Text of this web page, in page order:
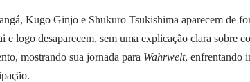
Kugo Ginjo e Shukuro Tsukishima aparecem de
e logo desaparecem, sem uma explicação clara sobre
mostrando sua jornada para Wahrwelt, enfrentando